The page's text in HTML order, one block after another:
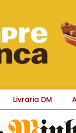
Livraria DM